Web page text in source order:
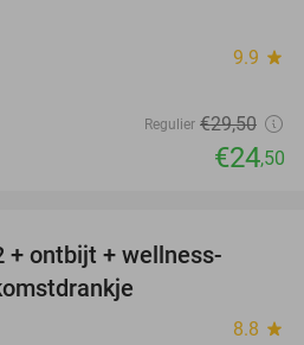
9.9 star
Regulier €29,50
€24,50
+ ontbijt + wellness-
8.8 star